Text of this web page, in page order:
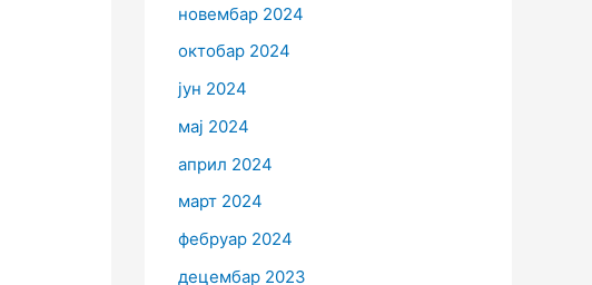
новембар 2024
октобар 2024
јун 2024
мај 2024
април 2024
март 2024
фебруар 2024
децембар 2023